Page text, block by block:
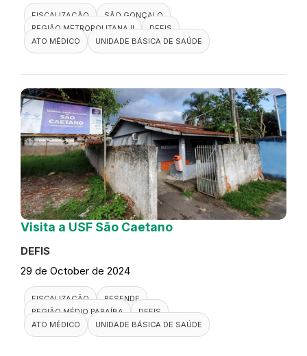
FISCALIZAÇÃO
SÃO GONÇALO
REGIÃO METROPOLITANA II
DEFIS
ATO MÉDICO
UNIDADE BÁSICA DE SAÚDE
Visita a USF São Caetano
DEFIS
29 de October de 2024
FISCALIZAÇÃO
RESENDE
REGIÃO MÉDIO PARAÍBA
DEFIS
ATO MÉDICO
UNIDADE BÁSICA DE SAÚDE